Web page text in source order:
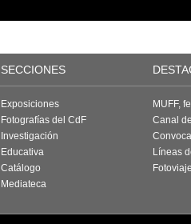
SECCIONES
Exposiciones
Fotografías del CdF
Investigación
Educativa
Catálogo
Mediateca
MUFF,
Canal
Líneas